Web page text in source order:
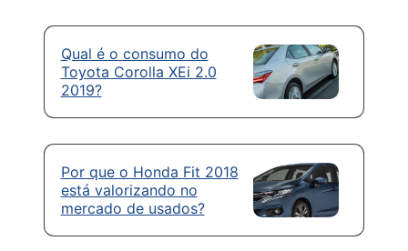
Qual é o consumo do
Toyota Corolla XEi 2.0
2019?
Por que o Honda Fit 2018
está valorizando no
mercado de usados?